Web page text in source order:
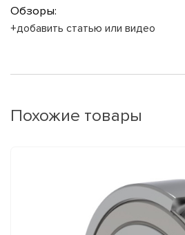
Обзоры:
+добавить статью или видео
Похожие товары